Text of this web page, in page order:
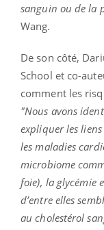
sanguin ou de la
Wang.
De son côté,
School et co-
comment les
"Nous avons
expliquer les
les maladies
microbiome
foie), la glycémie
d’entre elles
au cholestérol